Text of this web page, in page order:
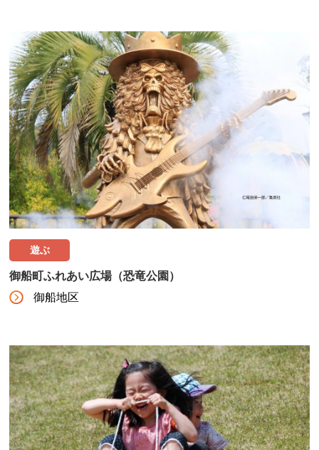
遊ぶ
御船町ふれあい広場（恐竜公園）
御船地区